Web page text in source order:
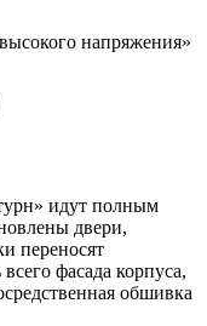
напряжения»
идут полным
двери,
переносят
фасада корпуса,
обшивка